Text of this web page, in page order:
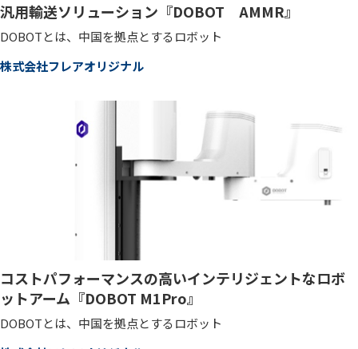
汎用輸送ソリューション『DOBOT AMMR』
DOBOTとは、中国を拠点とするロボット
株式会社フレアオリジナル
コストパフォーマンスの高いインテリジェントなロボ
ットアーム『DOBOT M1Pro』
DOBOTとは、中国を拠点とするロボット